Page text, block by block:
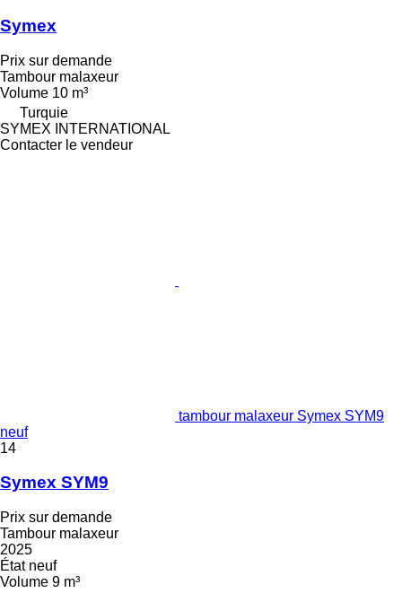
Symex
Prix sur demande
Tambour malaxeur
Volume 10 m³
Turquie
SYMEX INTERNATIONAL
Contacter le vendeur
tambour malaxeur Symex SYM9
neuf
14
Symex SYM9
Prix sur demande
Tambour malaxeur
2025
Étatneuf
Volume 9 m³